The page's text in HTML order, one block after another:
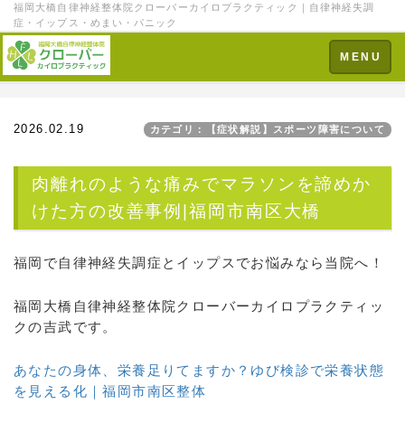
福岡大橋自律神経整体院クローバーカイロプラクティック｜自律神経失調
症・イップス・めまい・パニック
Toggle
navigation
MENU
2026.02.19 カテゴリ：【症状解説】スポーツ障害について
肉離れのような痛みでマラソンを諦めか
けた方の改善事例|福岡市南区大橋
福岡で自律神経失調症とイップスでお悩みなら当院へ！
福岡大橋自律神経整体院クローバーカイロプラクティッ
クの吉武です。
あなたの身体、栄養足りてますか？ゆび検診で栄養状態
を見える化｜福岡市南区整体